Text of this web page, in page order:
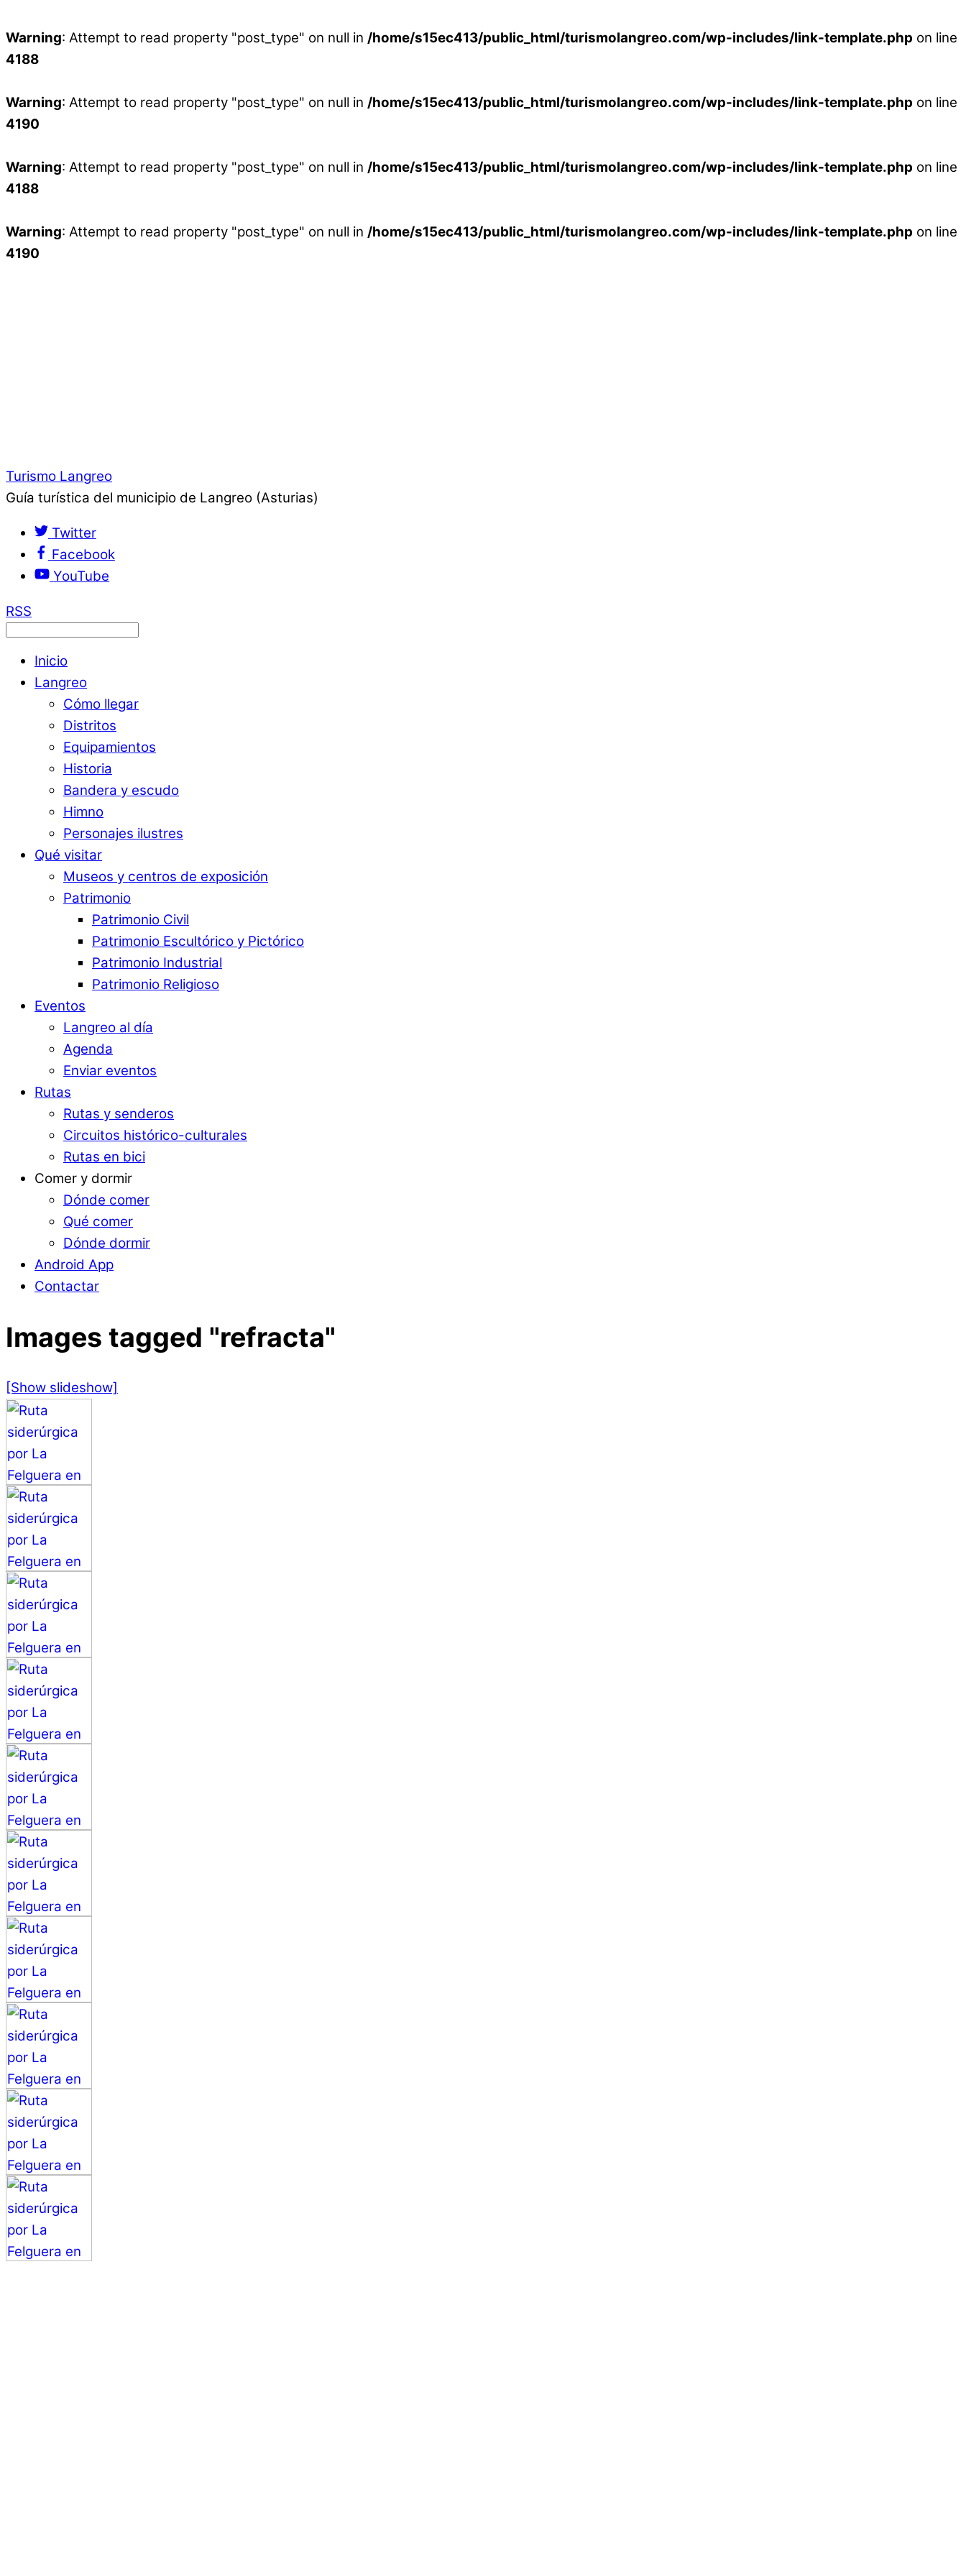
Warning: Attempt to read property "post_type" on null in /home/s15ec413/public_html/turismolangreo.com/wp-includes/link-template.php on line
4188
Warning: Attempt to read property "post_type" on null in /home/s15ec413/public_html/turismolangreo.com/wp-includes/link-template.php on line
4190
Warning: Attempt to read property "post_type" on null in /home/s15ec413/public_html/turismolangreo.com/wp-includes/link-template.php on line
4188
Warning: Attempt to read property "post_type" on null in /home/s15ec413/public_html/turismolangreo.com/wp-includes/link-template.php on line
4190
Turismo Langreo
Guía turística del municipio de Langreo (Asturias)
Twitter
Facebook
YouTube
RSS
Inicio
Langreo
Cómo llegar
Distritos
Equipamientos
Historia
Bandera y escudo
Himno
Personajes ilustres
Qué visitar
Museos y centros de exposición
Patrimonio
Patrimonio Civil
Patrimonio Escultórico y Pictórico
Patrimonio Industrial
Patrimonio Religioso
Eventos
Langreo al día
Agenda
Enviar eventos
Rutas
Rutas y senderos
Circuitos histórico-culturales
Rutas en bici
Comer y dormir
Dónde comer
Qué comer
Dónde dormir
Android App
Contactar
Images tagged "refracta"
[Show slideshow]